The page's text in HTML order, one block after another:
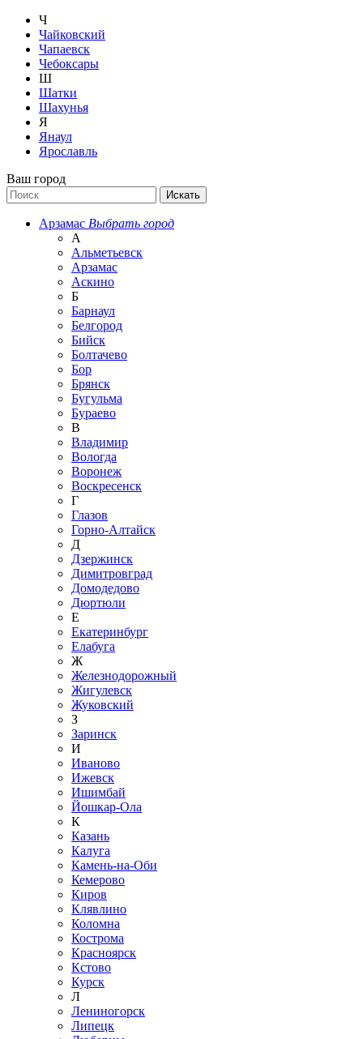
Ч
Чайковский
Чапаевск
Чебоксары
Ш
Шатки
Шахунья
Я
Янаул
Ярославль
Ваш город
Арзамас Выбрать город
А
Альметьевск
Арзамас
Аскино
Б
Барнаул
Белгород
Бийск
Болтачево
Бор
Брянск
Бугульма
Бураево
В
Владимир
Вологда
Воронеж
Воскресенск
Г
Глазов
Горно-Алтайск
Д
Дзержинск
Димитровград
Домодедово
Дюртюли
Е
Екатеринбург
Елабуга
Ж
Железнодорожный
Жигулевск
Жуковский
З
Заринск
И
Иваново
Ижевск
Ишимбай
Йошкар-Ола
К
Казань
Калуга
Камень-на-Оби
Кемерово
Киров
Клявлино
Коломна
Кострома
Красноярск
Кстово
Курск
Л
Лениногорск
Липецк